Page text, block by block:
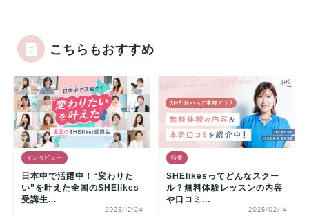
こちらもおすすめ
インタビュー
日本中で活躍中！“変わりた
い”を叶えた全国のSHElikes
受講生...
2025/12/24
特集
SHElikesってどんなスクー
ル？無料体験レッスンの内容
や口コミ...
2025/02/14